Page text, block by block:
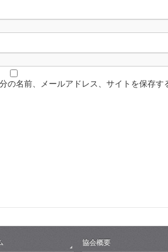
名前、メールアドレス、サイトを保存す
協会概要